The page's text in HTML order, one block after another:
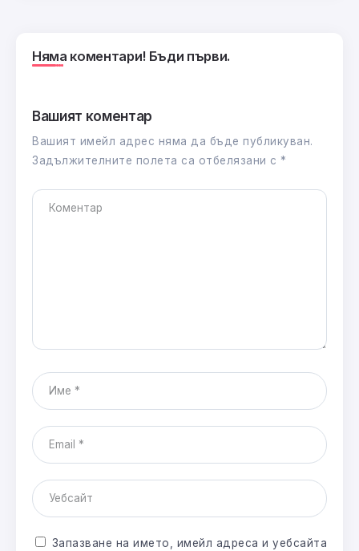
Няма коментари! Бъди първи.
Вашият коментар
Вашият имейл адрес няма да бъде публикуван.
Задължителните полета са отбелязани с *
Запазване на името, имейл адреса и уебсайта